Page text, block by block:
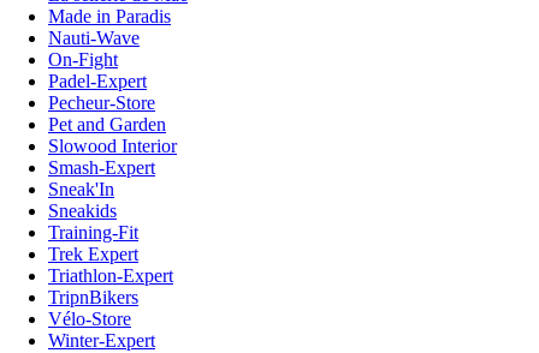
Made in Paradis
Nauti-Wave
On-Fight
Padel-Expert
Pecheur-Store
Pet and Garden
Slowood Interior
Smash-Expert
Sneak'In
Sneakids
Training-Fit
Trek Expert
Triathlon-Expert
TripnBikers
Vélo-Store
Winter-Expert